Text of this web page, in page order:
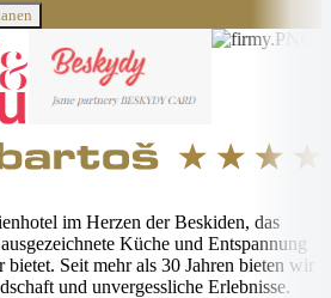
im Herzen der Beskiden, das
Küche und Entspannung
bietet. Seit mehr als 30 Jahren bieten wir
und unvergessliche Erlebnisse.